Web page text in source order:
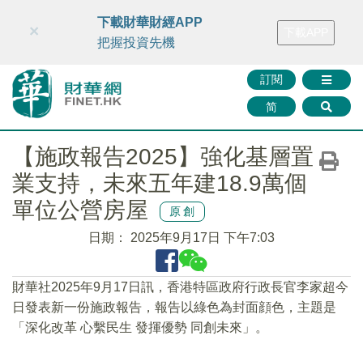
財華智庫網 FINTV FINMETA 財華證券 媒體矩陣
訂閱
简
×
下載財華財經APP
把握投資先機
【施政報告2025】強化基層置
業支持，未來五年建18.9萬個
單位公營房屋
原創
日期： 2025年9月17日 下午7:03
財華社2025年9月17日訊，香港特區政府行政長官李家超今
日發表新一份施政報告，報告以綠色為封面顔色，主題是
「深化改革 心繫民生 發揮優勢 同創未來」。